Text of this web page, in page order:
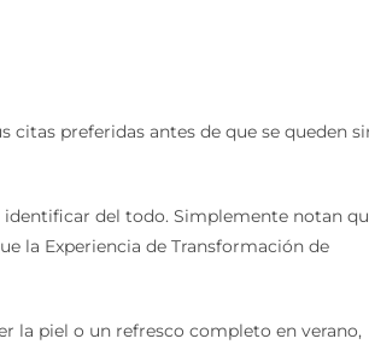
citas preferidas antes de que se queden
identificar del todo. Simplemente notan
la Experiencia de Transformación de
la piel o un refresco completo en verano,